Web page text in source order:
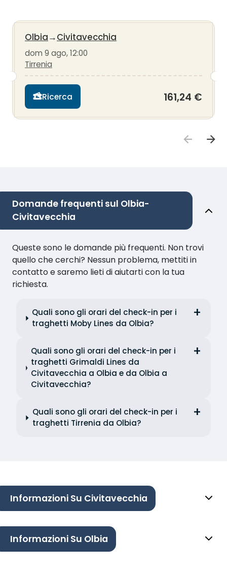
Olbia→Civitavecchia
dom 9 ago, 12:00
Tirrenia
Ricerca 161,24 €
Domande frequenti sul Olbia-
Civitavecchia
Queste sono le domande più frequenti. Non trovi
quello che cerchi? Nessun problema, mettiti in
contatto e saremo lieti di aiutarti con la tua
richiesta.
Quali sono gli orari del check-in per i
traghetti Moby Lines da Olbia?
Quali sono gli orari del check-in per i
traghetti Grimaldi Lines da
Civitavecchia a Olbia e da Olbia a
Civitavecchia?
Quali sono gli orari del check-in per i
traghetti Tirrenia da Olbia?
Informazioni Su Civitavecchia
Informazioni Su Olbia